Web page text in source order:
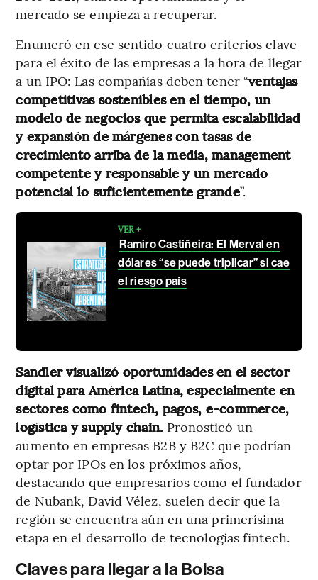
mercado se empieza a recuperar.
Enumeró en ese sentido cuatro criterios clave
para el éxito de las empresas a la hora de llegar
a un IPO: Las compañías deben tener “ventajas
competitivas sostenibles en el tiempo, un
modelo de negocios que permita escalabilidad
y expansión de márgenes con tasas de
crecimiento arriba de la media, management
competente y responsable y un mercado
potencial lo suficientemente grande”.
VER +
Ramiro Castiñeira: El Merval en
dólares “se puede triplicar” si cae
el riesgo país
Sandler visualizó oportunidades en el sector
digital para América Latina, especialmente en
sectores como fintech, pagos, e-commerce,
logística y supply chain. Pronosticó un
aumento en empresas B2B y B2C que podrían
optar por IPOs en los próximos años,
destacando que empresarios como el fundador
de Nubank, David Vélez, suelen decir que la
región se encuentra aún en una primerísima
etapa en el desarrollo de tecnologías fintech.
Claves para llegar a la Bolsa